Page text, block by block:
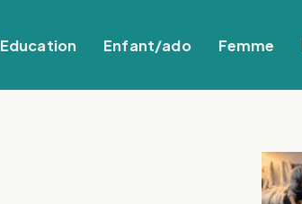
Education Enfant/ado Femme